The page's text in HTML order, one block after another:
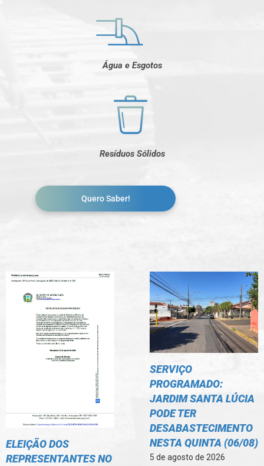
Água e Esgotos
Resíduos Sólidos
Quero Saber!
ELEIÇÃO DOS
REPRESENTANTES NO
SERVIÇO
PROGRAMADO:
JARDIM SANTA LÚCIA
PODE TER
DESABASTECIMENTO
NESTA QUINTA (06/08)
5 de agosto de 2026